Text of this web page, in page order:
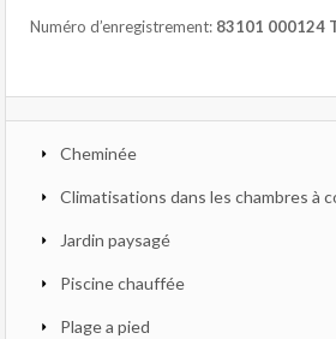
Numéro d’enregistrement: 83101 000124
Cheminée
Climatisations dans les chambres à
Jardin paysagé
Piscine chauffée
Plage a pied